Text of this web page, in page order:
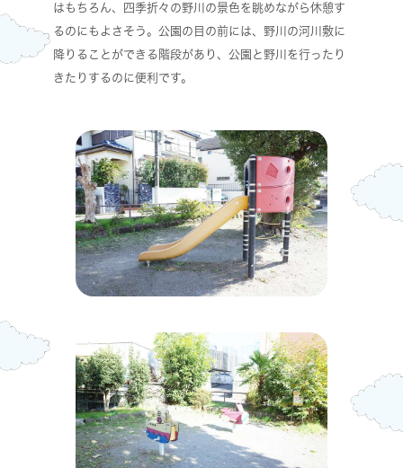
はもちろん、四季折々の野川の景色を眺めながら休憩す
るのにもよさそう。公園の目の前には、野川の河川敷に
降りることができる階段があり、公園と野川を行ったり
きたりするのに便利です。